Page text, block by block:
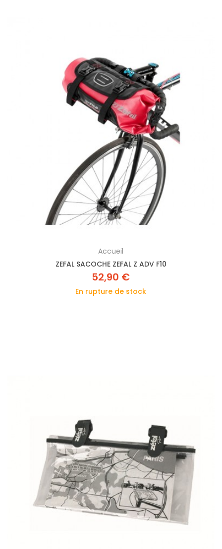
Accueil
ZEFAL SACOCHE ZEFAL Z ADV F10
52,90 €
En rupture de stock